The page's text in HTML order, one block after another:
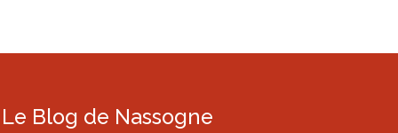
Le Blog de Nassogne